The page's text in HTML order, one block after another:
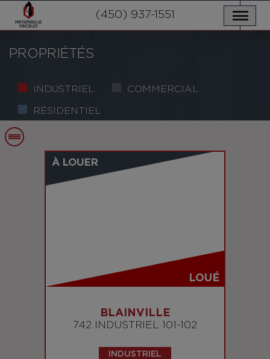
SERVICES
NOUVELLES
NOUS JOINDRE
POLITIQUE DE CONFIDENTIALITÉ
(450) 937-1551
PROPRIÉTÉS
INDUSTRIEL COMMERCIAL
RÉSIDENTIEL
À LOUER
LOUÉ
BLAINVILLE
742 INDUSTRIEL 101-102
INDUSTRIEL